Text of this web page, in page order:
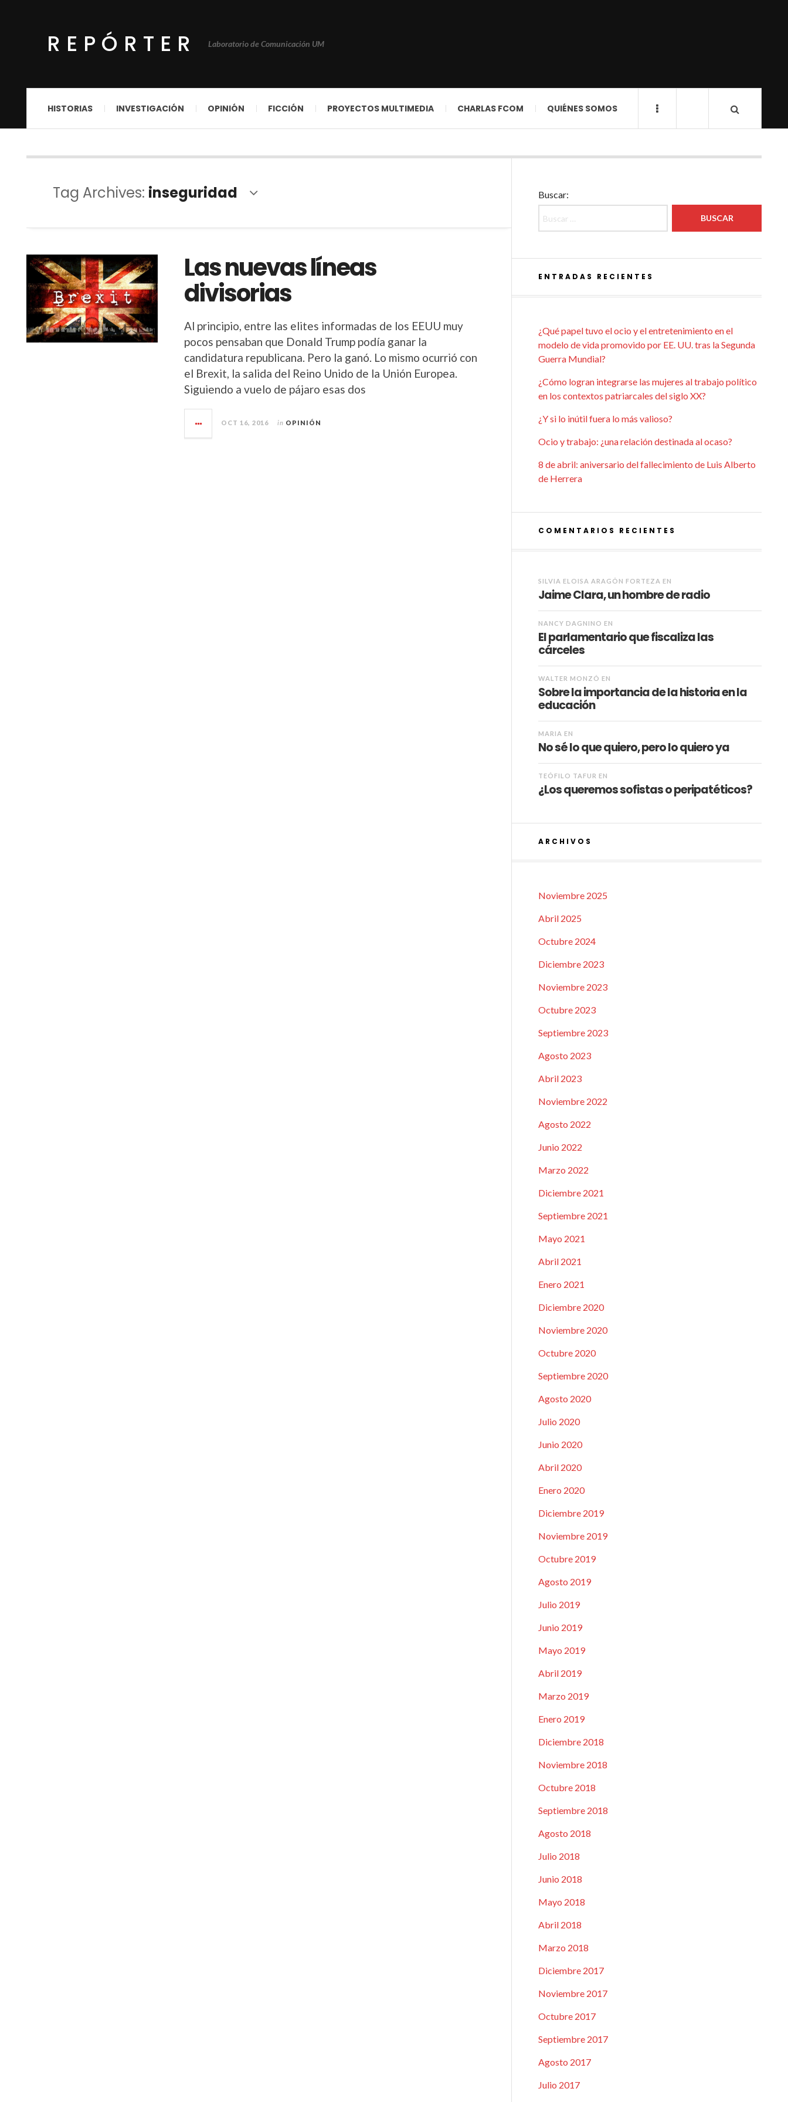
REPÓRTER Laboratorio de Comunicación UM
HISTORIAS INVESTIGACIÓN OPINIÓN FICCIÓN PROYECTOS MULTIMEDIA CHARLAS FCOM QUIÉNES SOMOS
Tag Archives: inseguridad
Las nuevas líneas
divisorias
Al principio, entre las elites informadas de los EEUU muy
pocos pensaban que Donald Trump podía ganar la
candidatura republicana. Pero la ganó. Lo mismo ocurrió con
el Brexit, la salida del Reino Unido de la Unión Europea.
Siguiendo a vuelo de pájaro esas dos
OCT 16, 2016 in OPINIÓN
Buscar:
ENTRADAS RECIENTES
¿Qué papel tuvo el ocio y el entretenimiento en el
modelo de vida promovido por EE. UU. tras la Segunda
Guerra Mundial?
¿Cómo logran integrarse las mujeres al trabajo político
en los contextos patriarcales del siglo XX?
¿Y si lo inútil fuera lo más valioso?
Ocio y trabajo: ¿una relación destinada al ocaso?
8 de abril: aniversario del fallecimiento de Luis Alberto
de Herrera
COMENTARIOS RECIENTES
SILVIA ELOISA ARAGÓN FORTEZA EN
Jaime Clara, un hombre de radio
NANCY DAGNINO EN
El parlamentario que fiscaliza las
cárceles
WALTER MONZÓ EN
Sobre la importancia de la historia en la
educación
MARIA EN
No sé lo que quiero, pero lo quiero ya
TEÓFILO TAFUR EN
¿Los queremos sofistas o peripatéticos?
ARCHIVOS
Noviembre 2025
Abril 2025
Octubre 2024
Diciembre 2023
Noviembre 2023
Octubre 2023
Septiembre 2023
Agosto 2023
Abril 2023
Noviembre 2022
Agosto 2022
Junio 2022
Marzo 2022
Diciembre 2021
Septiembre 2021
Mayo 2021
Abril 2021
Enero 2021
Diciembre 2020
Noviembre 2020
Octubre 2020
Septiembre 2020
Agosto 2020
Julio 2020
Junio 2020
Abril 2020
Enero 2020
Diciembre 2019
Noviembre 2019
Octubre 2019
Agosto 2019
Julio 2019
Junio 2019
Mayo 2019
Abril 2019
Marzo 2019
Enero 2019
Diciembre 2018
Noviembre 2018
Octubre 2018
Septiembre 2018
Agosto 2018
Julio 2018
Junio 2018
Mayo 2018
Abril 2018
Marzo 2018
Diciembre 2017
Noviembre 2017
Octubre 2017
Septiembre 2017
Agosto 2017
Julio 2017